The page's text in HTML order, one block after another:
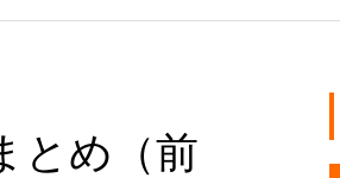
とめ（前